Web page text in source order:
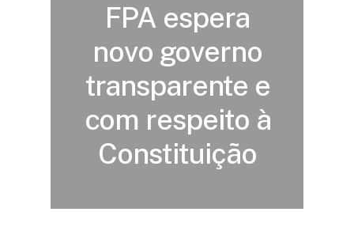
FPA espera
novo governo
transparente e
com respeito à
Constituição